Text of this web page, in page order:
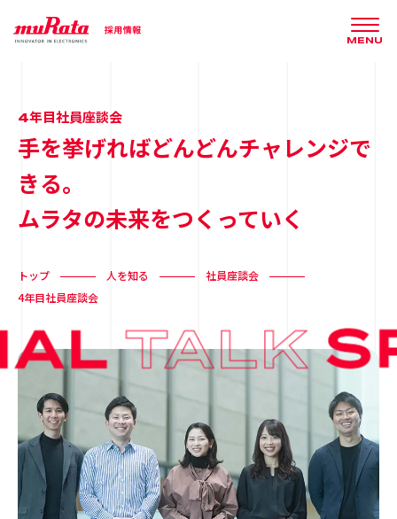
MENU
4年目社員座談会
手を挙げればどんどんチャレンジで
きる。
ムラタの未来をつくっていく
トップ 人を知る
社員座談会
4年目社員座談会